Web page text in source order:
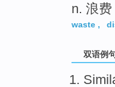
n. 浪费
waste ,
双语例